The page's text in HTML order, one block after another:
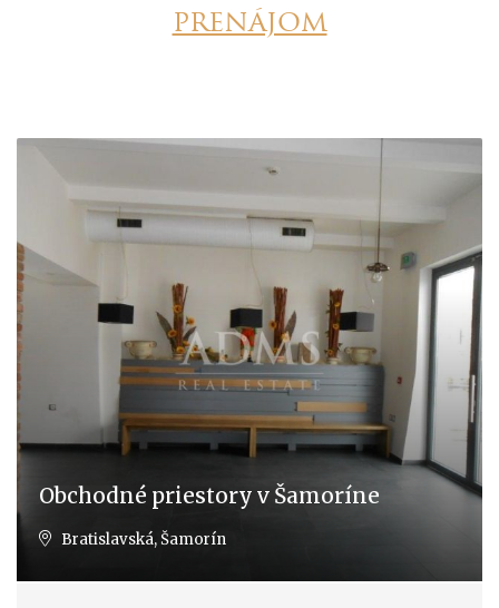
prenájom
Obchodné priestory v Šamoríne
Bratislavská, Šamorín